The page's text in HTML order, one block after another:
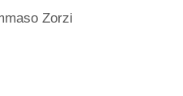
Zorzi